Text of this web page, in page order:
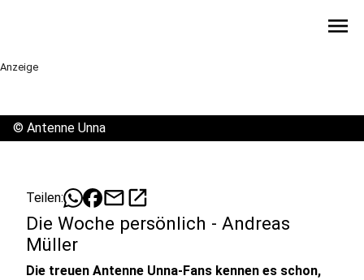
menu
Anzeige
© Antenne Unna
Teilen: mailopen_in_new
Die Woche persönlich - Andreas
Müller
Die treuen Antenne Unna-Fans kennen es schon,